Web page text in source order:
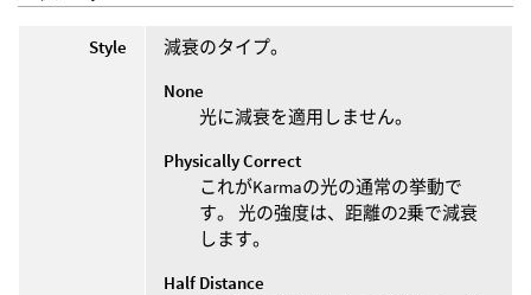
Style
減衰のタイプ。
None
光に減衰を適用しません。
Physically Correct
これがKarmaの光の通常の挙動で
す。 光の強度は、距離の2乗で減衰
します。
Half Distance